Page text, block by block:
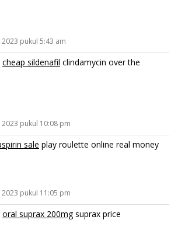
pukul 5:43 am
cheap sildenafil clindamycin over the
pukul 10:08 pm
sale play roulette online real money
pukul 11:05 pm
oral suprax 200mgsuprax price